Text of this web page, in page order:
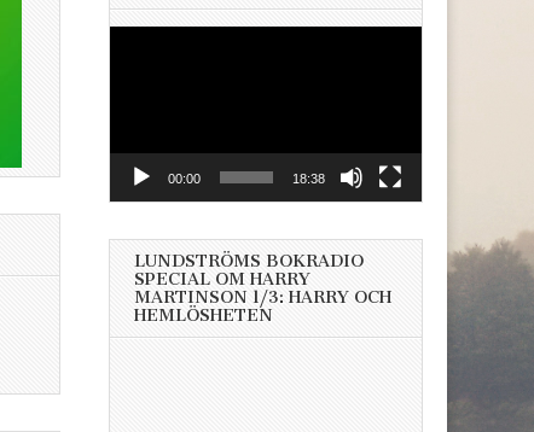
00:00 18:38
LUNDSTRÖMS BOKRADIO
SPECIAL OM HARRY
MARTINSON 1/3: HARRY OCH
HEMLÖSHETEN